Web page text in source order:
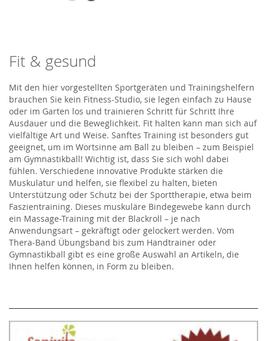
Fit & gesund
Mit den hier vorgestellten Sportgeräten und Trainingshelfern
brauchen Sie kein Fitness-Studio, sie legen einfach zu Hause
oder im Garten los und trainieren Schritt für Schritt Ihre
Ausdauer und die Beweglichkeit. Fit halten kann man sich auf
vielfältige Art und Weise. Sanftes Training ist besonders gut
geeignet, um im Wortsinne am Ball zu bleiben – zum Beispiel
am Gymnastikball! Wichtig ist, dass Sie sich wohl dabei
fühlen. Verschiedene innovative Produkte stärken die
Muskulatur und helfen, sie flexibel zu halten, bieten
Unterstützung oder Schutz bei der Sporttherapie, etwa beim
Faszientraining. Dieses muskuläre Bindegewebe kann durch
ein Massage-Training mit der Blackroll – je nach
Anwendungsart – gekräftigt oder gelockert werden. Vom
Thera-Band Übungsband bis zum Handtrainer oder
Gymnastikball gibt es eine große Auswahl an Artikeln, die
Ihnen helfen können, in Form zu bleiben.